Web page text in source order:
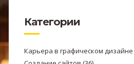
Категории
Карьера в графическом дизайне